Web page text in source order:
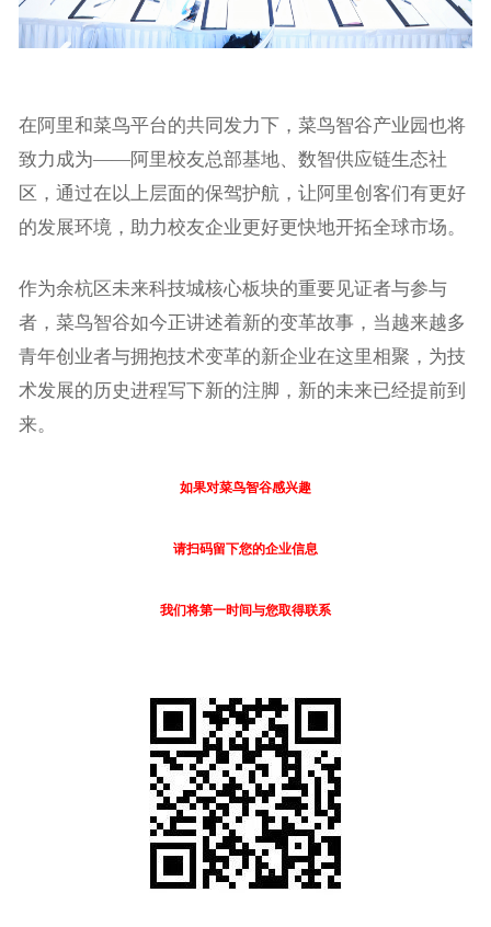
在阿里和菜鸟平台的共同发力下，菜鸟智谷产业园也将
致力成为——阿里校友总部基地、数智供应链生态社
区，通过在以上层面的保驾护航，让阿里创客们有更好
的发展环境，助力校友企业更好更快地开拓全球市场。
作为余杭区未来科技城核心板块的重要见证者与参与
者，菜鸟智谷如今正讲述着新的变革故事，当越来越多
青年创业者与拥抱技术变革的新企业在这里相聚，为技
术发展的历史进程写下新的注脚，新的未来已经提前到
来。
如果对菜鸟智谷感兴趣
请扫码留下您的企业信息
我们将第一时间与您取得联系